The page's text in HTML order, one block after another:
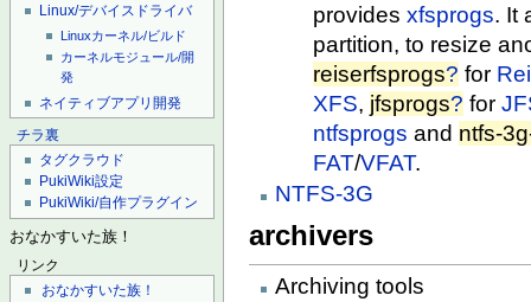
Linux/デバイスドライバ
Linuxカーネル/ビルド
カーネルモジュール/開
発
ネイティブアプリ開発
チラ裏
タグクラウド
PukiWiki設定
PukiWiki/自作プラグイン
おなかすいた族！
リンク
おなかすいた族！
providesxfsprogs. It
partition, to resize
reiserfsprogs? for
XFS, jfsprogs? for
ntfsprogs and ntfs-
FAT/VFAT.
NTFS-3G
archivers
Archiving tools